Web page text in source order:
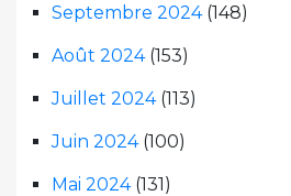
Septembre 2024(148)
Août 2024(153)
Juillet 2024(113)
Juin 2024(100)
Mai 2024(131)